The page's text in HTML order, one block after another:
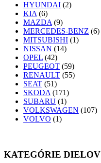
HYUNDAI (2)
KIA(6)
MAZDA(9)
MERCEDES-BENZ (6)
MITSUBISHI (1)
NISSAN (14)
OPEL (42)
PEUGEOT (59)
RENAULT (55)
SEAT (51)
SKODA(171)
SUBARU (1)
VOLKSWAGEN (107)
VOLVO (1)
KATEGÓRIE DIELOV